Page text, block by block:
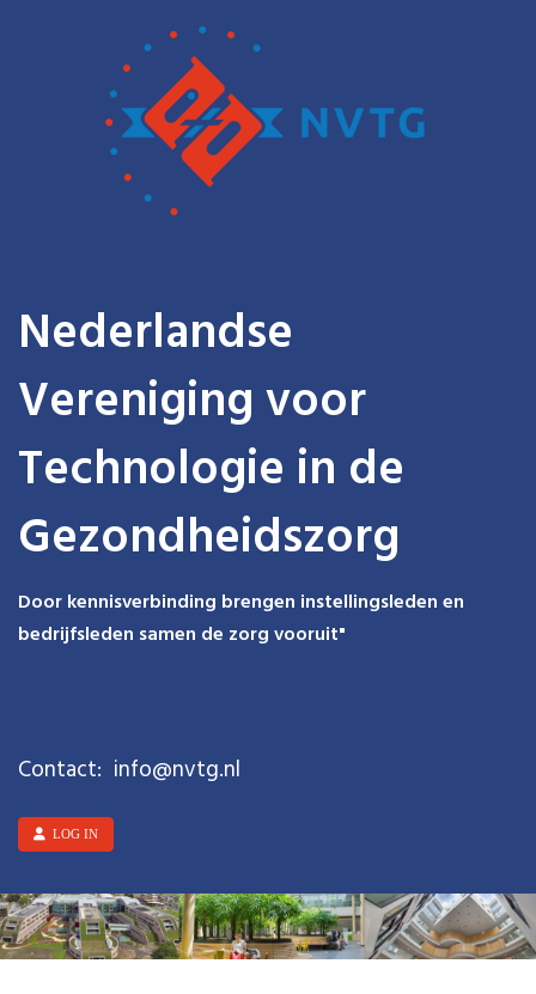
Nederlandse
Vereniging voor
Technologie in de
Gezondheidszorg
Door kennisverbinding brengen instellingsleden en
bedrijfsleden samen de zorg vooruit"
Contact: ofni@nvtg.nl
LOG IN